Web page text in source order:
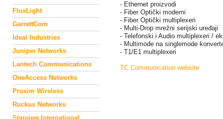
- Ethernet proizvodi
- Fiber Optički modemi
- Fiber Optički multiplexeri
- Multi-Drop mrežni serijski uređaji
- Telefonski i Audio multiplexeri /
- Multimode na singlemode
- T1/E1 multiplexeri
TC Communication website
FluxLight
GarrettCom
Ideal Industries
Juniper Networks
Lantech Communications
OneAccess Networks
Proxim Wireless
Ruckus Networks